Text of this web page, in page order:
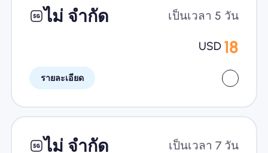
ไม่ จำกัด เป็นเวลา 5 วัน
USD 18
รายละเอียด
ไม่ จำกัด เป็นเวลา 7 วัน